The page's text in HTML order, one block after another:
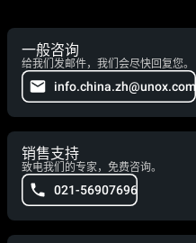
一般咨询
给我们发邮件，我们会尽快回复您。
info.china.zh@unox.com
销售支持
致电我们的专家，免费咨询。
021-56907696